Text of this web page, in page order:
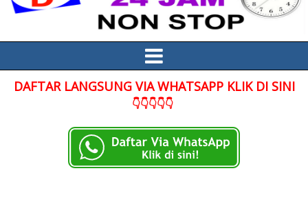
DAFTAR LANGSUNG VIA WHATSAPP KLIK DI SINI
👇👇👇👇👇